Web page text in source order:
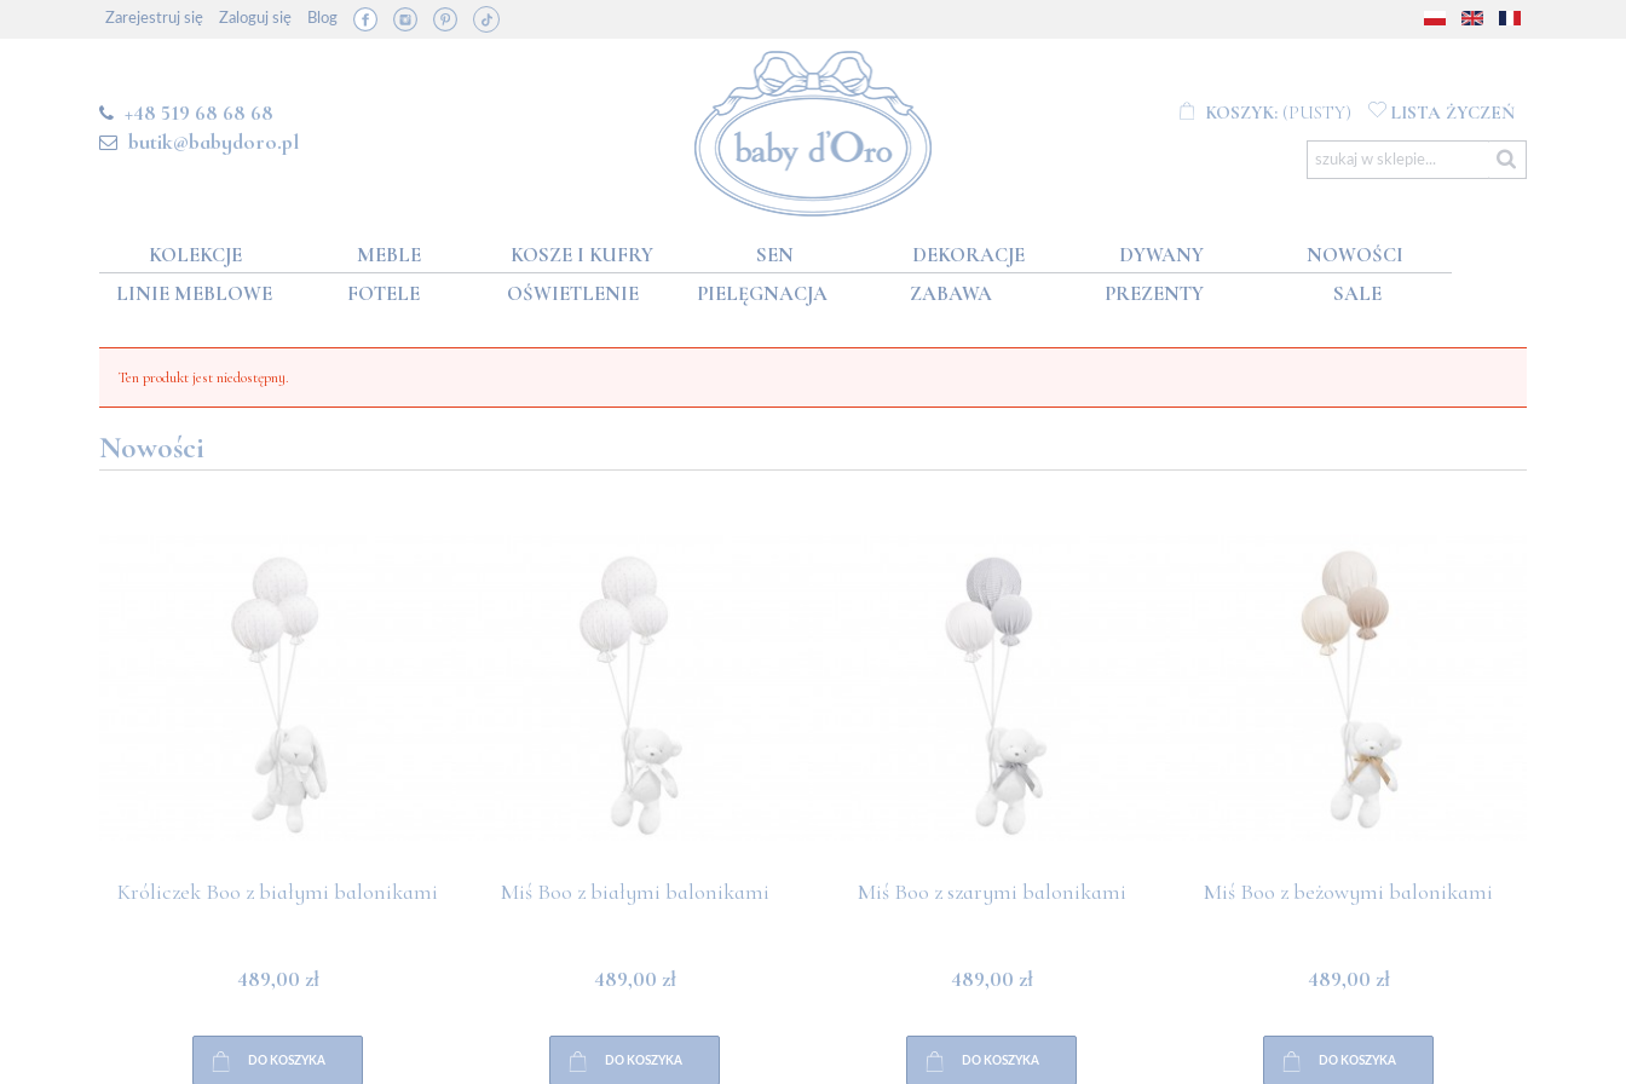
Zarejestruj się Zaloguj się Blog
+48 519 68 68 68
butik@babydoro.pl
KOSZYK: (PUSTY) LISTA ŻYCZEŃ
KOLEKCJE MEBLE KOSZE I KUFRY SEN DEKORACJE DYWANY
NOWOŚCI
LINIE MEBLOWE
FOTELE OŚWIETLENIE PIELĘGNACJA ZABAWA PREZENTY SALE
Ten produkt jest niedostępny.
Nowości
Króliczek Boo z białymi balonikami
489,00 zł
DO KOSZYKA
Miś Boo z białymi balonikami
489,00 zł
DO KOSZYKA
Miś Boo z szarymi balonikami
489,00 zł
DO KOSZYKA
Miś Boo z beżowymi balonikami
489,00 zł
DO KOSZYKA